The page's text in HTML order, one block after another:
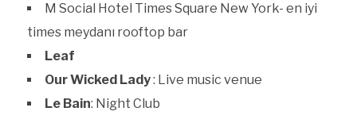
M Social Hotel Times Square New York- en iyi
times meydanı rooftop bar
Leaf
Our Wicked Lady: Live music venue
Le Bain: Night Club